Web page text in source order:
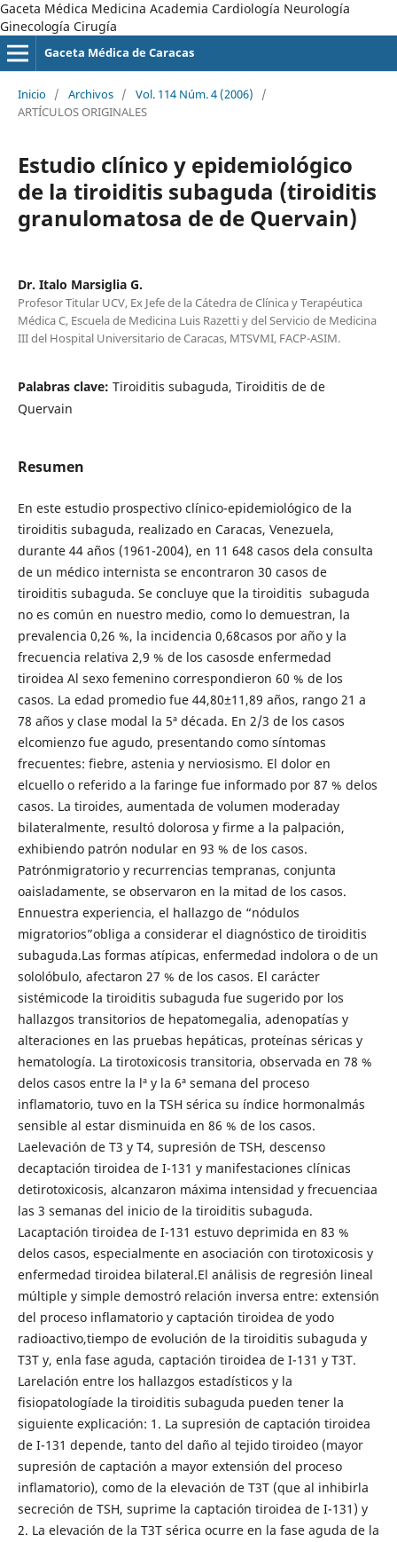
Gaceta Médica Medicina Academia Cardiología Neurología
Ginecología Cirugía
Gaceta Médica de Caracas
Inicio / Archivos / Vol. 114 Núm. 4 (2006)
/
ARTÍCULOS ORIGINALES
Estudio clínico y epidemiológico
de la tiroiditis subaguda (tiroiditis
granulomatosa de de Quervain)
Dr. Italo Marsiglia G.
Profesor Titular UCV, Ex Jefe de la Cátedra de Clínica y Terapéutica
Médica C, Escuela de Medicina Luis Razetti y del Servicio de Medicina
III del Hospital Universitario de Caracas, MTSVMI, FACP-ASIM.
Palabras clave: Tiroiditis subaguda, Tiroiditis de de
Quervain
Resumen
En este estudio prospectivo clínico-epidemiológico de la
tiroiditis subaguda, realizado en Caracas, Venezuela,
durante 44 años (1961-2004), en 11 648 casos dela consulta
de un médico internista se encontraron 30 casos de
tiroiditis subaguda. Se concluye que la tiroiditis subaguda
no es común en nuestro medio, como lo demuestran, la
prevalencia 0,26 %, la incidencia 0,68casos por año y la
frecuencia relativa 2,9 % de los casosde enfermedad
tiroidea Al sexo femenino correspondieron 60 % de los
casos. La edad promedio fue 44,80±11,89 años, rango 21 a
78 años y clase modal la 5ª década. En 2/3 de los casos
elcomienzo fue agudo, presentando como síntomas
frecuentes: fiebre, astenia y nerviosismo. El dolor en
elcuello o referido a la faringe fue informado por 87 % delos
casos. La tiroides, aumentada de volumen moderaday
bilateralmente, resultó dolorosa y firme a la palpación,
exhibiendo patrón nodular en 93 % de los casos.
Patrónmigratorio y recurrencias tempranas, conjunta
oaisladamente, se observaron en la mitad de los casos.
Ennuestra experiencia, el hallazgo de “nódulos
migratorios”obliga a considerar el diagnóstico de tiroiditis
subaguda.Las formas atípicas, enfermedad indolora o de un
sololóbulo, afectaron 27 % de los casos. El carácter
sistémicode la tiroiditis subaguda fue sugerido por los
hallazgos transitorios de hepatomegalia, adenopatías y
alteraciones en las pruebas hepáticas, proteínas séricas y
hematología. La tirotoxicosis transitoria, observada en 78 %
delos casos entre la lª y la 6ª semana del proceso
inflamatorio, tuvo en la TSH sérica su índice hormonalmás
sensible al estar disminuida en 86 % de los casos.
Laelevación de T3 y T4, supresión de TSH, descenso
decaptación tiroidea de I-131 y manifestaciones clínicas
detirotoxicosis, alcanzaron máxima intensidad y frecuenciaa
las 3 semanas del inicio de la tiroiditis subaguda.
Lacaptación tiroidea de I-131 estuvo deprimida en 83 %
delos casos, especialmente en asociación con tirotoxicosis y
enfermedad tiroidea bilateral.El análisis de regresión lineal
múltiple y simple demostró relación inversa entre: extensión
del proceso inflamatorio y captación tiroidea de yodo
radioactivo,tiempo de evolución de la tiroiditis subaguda y
T3T y, enla fase aguda, captación tiroidea de I-131 y T3T.
Larelación entre los hallazgos estadísticos y la
fisiopatologíade la tiroiditis subaguda pueden tener la
siguiente explicación: 1. La supresión de captación tiroidea
de I-131 depende, tanto del daño al tejido tiroideo (mayor
supresión de captación a mayor extensión del proceso
inflamatorio), como de la elevación de T3T (que al inhibirla
secreción de TSH, suprime la captación tiroidea de I-131) y
2. La elevación de la T3T sérica ocurre en la fase aguda de la